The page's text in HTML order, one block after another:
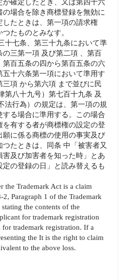
が確定したとき、又は第四十六
場合を除き商標登録を無効に
したときは、第一項の請求権
たものとみなす。
七条、第三十九条において準
の三第一項 及び第二項 、第百
第百五条の四から第百五条の六
五十六条第一項において準用す
三項 から第六項 まで並びに民
第八十九号）第七百十九条 及
法行為）の規定は、第一項の規
する場合に準用する。この場合
を有する者が商標権の設定の登
願に係る商標の使用の事実及び
たときは、同条 中「被害者又
害及び加害者を知った時」とあ
定の登録の日」と読み替えるも
the Trademark Act is a claim
Paragraph 1 of the Trademark
the contents of the
for trademark registration
trademark registration. If a
the It is the right to claim
to the above loss.